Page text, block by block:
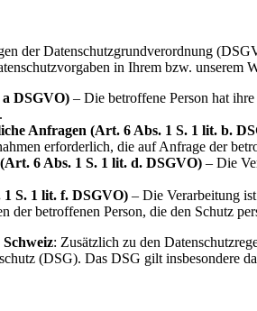
der Datenschutzgrundverordnung
in Ihrem bzw. unserem
DSGVO) – Die betroffene Person hat
Anfragen (Art. 6 Abs. 1 S. 1 lit. b.
erforderlich, die auf Anfrage der
6 Abs. 1 S. 1 lit. d. DSGVO) – Die
S. 1 lit. f. DSGVO) – Die Verarbeitung
der betroffenen Person, die den Schutz
: Zusätzlich zu den
(DSG). Das DSG gilt